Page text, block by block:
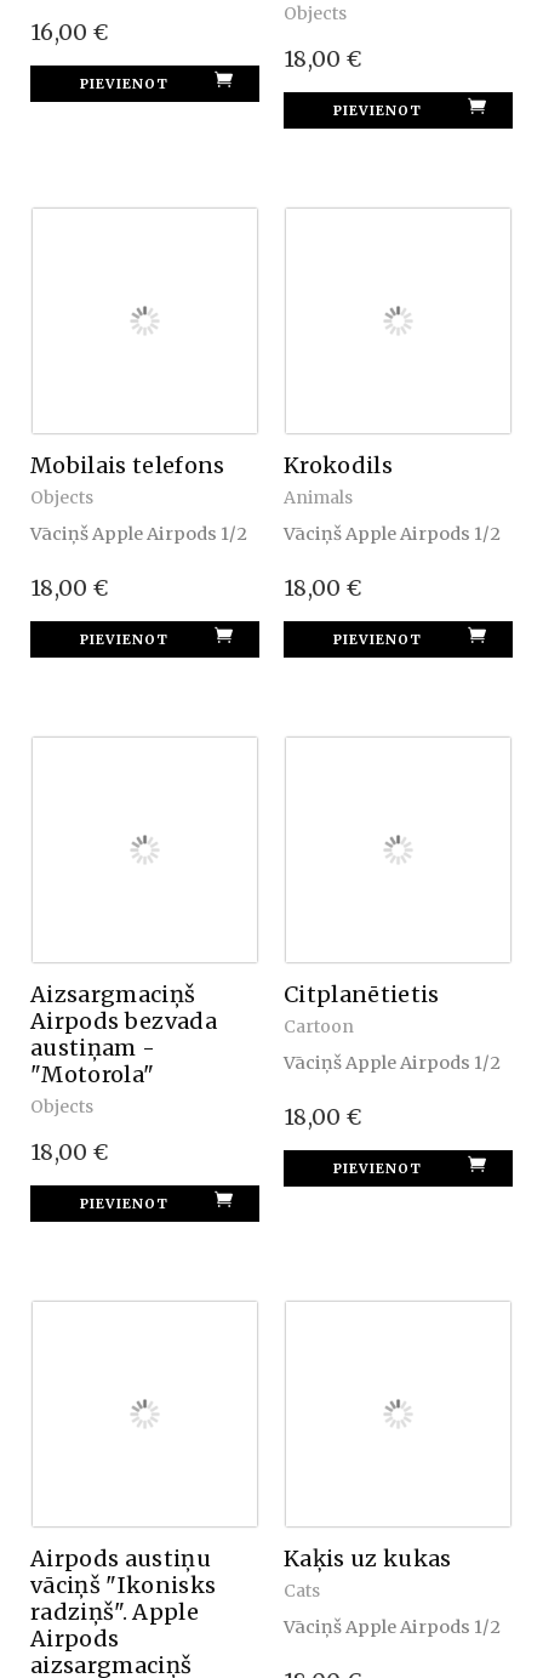
16,00 €
Objects
18,00 €
Mobilais telefons
Objects
Vāciņš Apple Airpods 1/2
18,00 €
Krokodils
Animals
Vāciņš Apple Airpods 1/2
18,00 €
Aizsargmaciņš
Airpods bezvada
austiņam -
"Motorola"
Objects
18,00 €
Сitplanētietis
Cartoon
Vāciņš Apple Airpods 1/2
18,00 €
Airpods austiņu
vāciņš "Ikonisks
radziņš". Apple
Airpods
aizsargmaciņš
Kaķis uz kukas
Cats
Vāciņš Apple Airpods 1/2